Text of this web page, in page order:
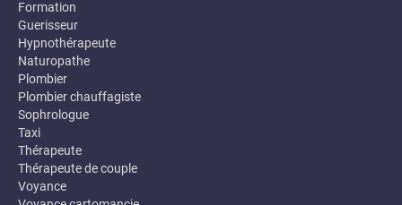
Formation
Guerisseur
Hypnothérapeute
Naturopathe
Plombier
Plombier chauffagiste
Sophrologue
Taxi
Thérapeute
Thérapeute de couple
Voyance